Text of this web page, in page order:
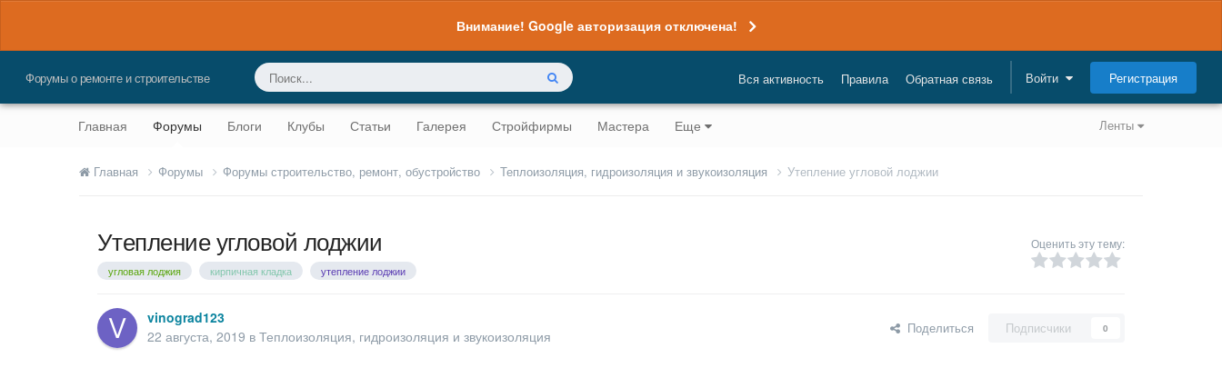
Внимание! Google авторизация отключена!
Форумы о ремонте и строительстве Вся активность Правила Обратная связь Войти Регистрация
Ленты
Главная Форумы Блоги Клубы Статьи Галерея Стройфирмы Мастера Еще
Главная Форумы Форумы строительство, ремонт, обустройство Теплоизоляция, гидроизоляция и звукоизоляция Утепление угловой лоджии
Утепление угловой лоджии
угловая лоджия кирпичная кладка утепление лоджии
Оценить эту тему:
vinograd123
22 августа, 2019 в Теплоизоляция, гидроизоляция и звукоизоляция Поделиться Подписчики 0